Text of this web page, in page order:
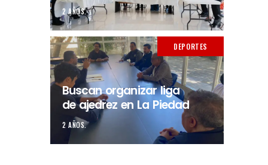
2 AÑOS.
DEPORTES
Buscan organizar liga
de ajedrez en La Piedad
2 AÑOS.